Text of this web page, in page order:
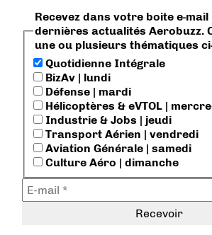
Recevez dans votre boite e-mail
dernières actualités Aerobuzz.
une ou plusieurs thématiques
Quotidienne Intégrale
BizAv | lundi
Défense | mardi
Hélicoptères & eVTOL |
Industrie & Jobs | jeudi
Transport Aérien | vendredi
Aviation Générale | samedi
Culture Aéro | dimanche